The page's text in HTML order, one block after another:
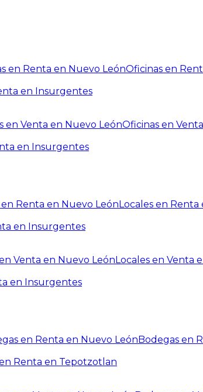
en Renta en Nuevo LeónOficinas en
en Insurgentes
en Venta en Nuevo LeónOficinas en
en Insurgentes
en Renta en Nuevo LeónLocales en
en Insurgentes
Venta en Nuevo LeónLocales en Venta
en Insurgentes
en Renta en Nuevo LeónBodegas en
Renta en Tepotzotlan